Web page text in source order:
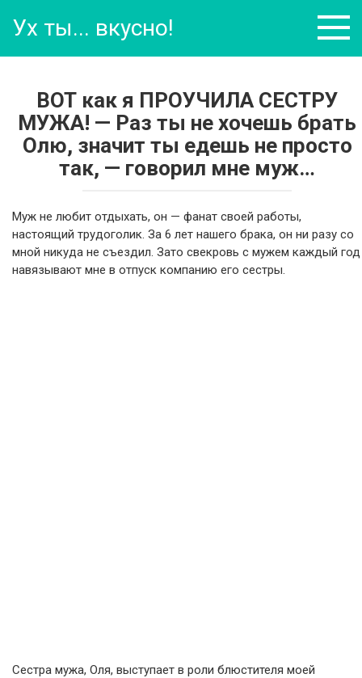
Ух ты... вкусно!
ВОТ как я ПРОУЧИЛА СЕСТРУ
МУЖА! — Раз ты не хочешь брать
Олю, значит ты едешь не просто
так, — говорил мне муж…
Муж не любит отдыхать, он — фанат своей работы,
настоящий трудоголик. За 6 лет нашего брака, он ни разу со
мной никуда не съездил. Зато свекровь с мужем каждый год
навязывают мне в отпуск компанию его сестры.
Сестра мужа, Оля, выступает в роли блюстителя моей